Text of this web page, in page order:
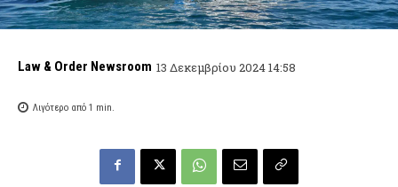
Law & Order Newsroom 13 Δεκεμβρίου 2024 14:58
Λιγότερο από 1 min.